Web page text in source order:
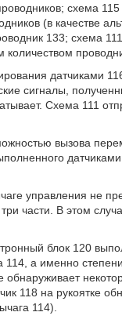
схема
(в качестве
133; схема
датчиками
сигналы,
Схема 111
вызова
управления не
части. В этом
блок 120
а именно
118 на рукоятке
114).